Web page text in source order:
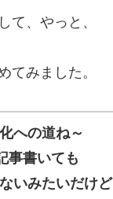
て、やっと、
てみました。
への道ね～
事書いても
いみたいだけど